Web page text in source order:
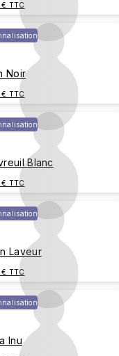
TTC
Noir
TTC
Blanc
TTC
Laveur
TTC
Inu